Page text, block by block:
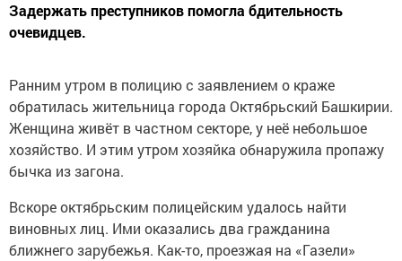
Задержать преступников помогла бдительность
очевидцев.
Ранним утром в полицию с заявлением о краже
обратилась жительница города Октябрьский Башкирии.
Женщина живёт в частном секторе, у неё небольшое
хозяйство. И этим утром хозяйка обнаружила пропажу
бычка из загона.
Вскоре октябрьским полицейским удалось найти
виновных лиц. Ими оказались два гражданина
ближнего зарубежья. Как-то, проезжая на «Газели»